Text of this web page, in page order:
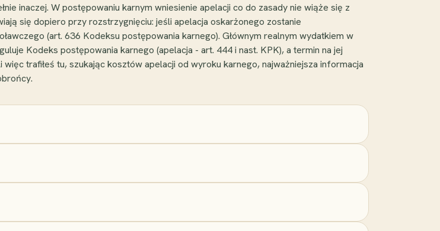
inaczej. W postępowaniu karnym wniesienie apelacji co do zasady nie wiąże się z
się dopiero przy rozstrzygnięciu: jeśli apelacja oskarżonego zostanie
(art. 636 Kodeksu postępowania karnego). Głównym realnym wydatkiem w
Kodeks postępowania karnego (apelacja - art. 444 i nast. KPK), a termin na jej
trafiłeś tu, szukając kosztów apelacji od wyroku karnego, najważniejsza informacja